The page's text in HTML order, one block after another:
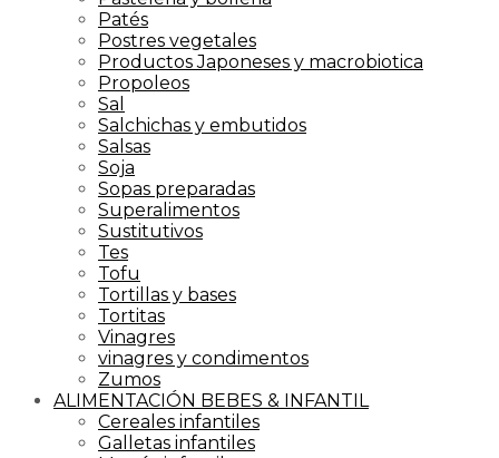
Patés
Postres vegetales
Productos Japoneses y macrobiotica
Propoleos
Sal
Salchichas y embutidos
Salsas
Soja
Sopas preparadas
Superalimentos
Sustitutivos
Tes
Tofu
Tortillas y bases
Tortitas
Vinagres
vinagres y condimentos
Zumos
ALIMENTACIÓN BEBES & INFANTIL
Cereales infantiles
Galletas infantiles